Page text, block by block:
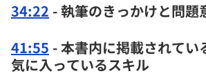
34:22 - 執筆のきっかけと問題
41:55 - 本書内に掲載されてい
気に入っているスキル